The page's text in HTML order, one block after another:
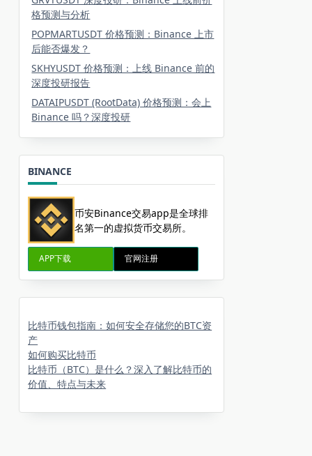
格预测与分析
POPMARTUSDT 价格预测：Binance 上市
后能否爆发？
SKHYUSDT 价格预测：上线 Binance 前的
深度投研报告
DATAIPUSDT (RootData) 价格预测：会上
Binance 吗？深度投研
BINANCE
币安Binance交易app是全球排
名第一的虚拟货币交易所。
APP下载 官网注册
比特币钱包指南：如何安全存储您的BTC资
产
如何购买比特币
比特币（BTC）是什么？深入了解比特币的
价值、特点与未来